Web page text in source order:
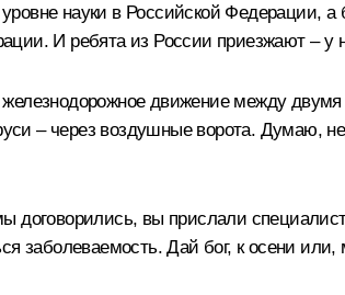
науки в Российской Федерации, а
И ребята из России приезжают – у
движение между
– через воздушные ворота. Думаю,
вы прислали
заболеваемость. Дай бог, к осени